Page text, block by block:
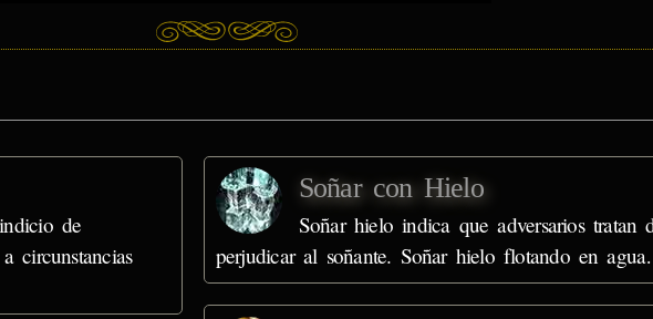
de
circunstancias
Soñar con Hielo
Soñar hielo indica que adversarios tratan
perjudicar al soñante. Soñar hielo flotando en